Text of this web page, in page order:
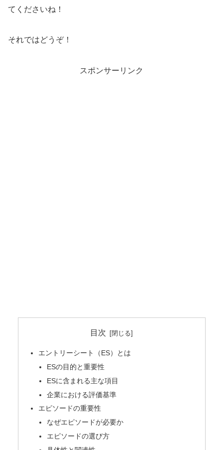
てくださいね！
それではどうぞ！
スポンサーリンク
目次
エントリーシート（ES）とは
ESの目的と重要性
ESに含まれる主な項目
企業における評価基準
エピソードの重要性
なぜエピソードが必要か
エピソードの選び方